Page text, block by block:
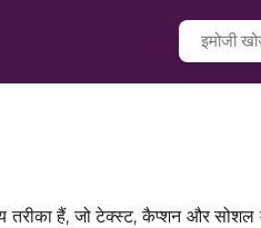
हैं, जो टेक्स्ट, कैप्शन और सोशल